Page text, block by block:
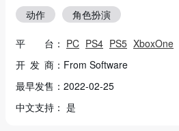
动作
角色扮演
平 台： PC PS4 PS5 XboxOne
开 发 商：From Software
最早发售：2022-02-25
中文支持： 是